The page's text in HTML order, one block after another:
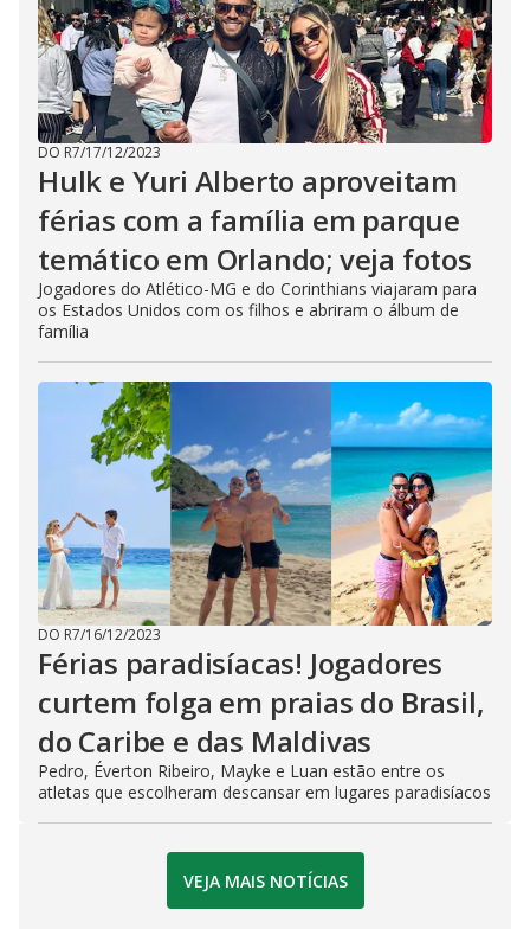
DO R7/17/12/2023
Hulk e Yuri Alberto aproveitam
férias com a família em parque
temático em Orlando; veja fotos
Jogadores do Atlético-MG e do Corinthians viajaram para
os Estados Unidos com os filhos e abriram o álbum de
família
DO R7/16/12/2023
Férias paradisíacas! Jogadores
curtem folga em praias do Brasil,
do Caribe e das Maldivas
Pedro, Éverton Ribeiro, Mayke e Luan estão entre os
atletas que escolheram descansar em lugares paradisíacos
VEJA MAIS NOTÍCIAS